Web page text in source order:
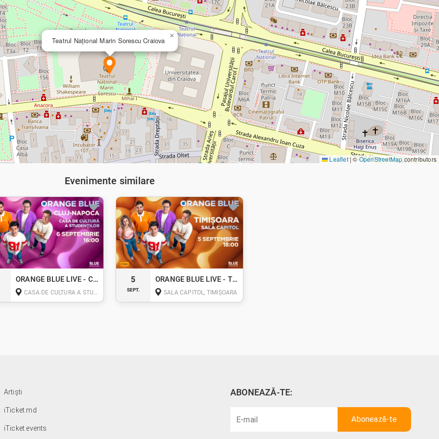
Teatrul Național Marin Sorescu Craiova
×
Leaflet|©OpenStreetMapcontributors
Evenimente similare
ORANGE BLUE LIVE - CLUJ-NAPOCA 5
SEPT.
ORANGE BLUE LIVE - TIMIȘOARA
SALA CAPITOL, TIMIȘOARA
Artiști
iTicket.md
iTicket.events
ABONEAZĂ-TE: